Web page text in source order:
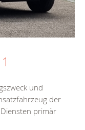
und
der
primär